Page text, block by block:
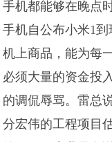
手机都能够在晚点
手机自公布小米1
机上商品，能为每
必须大量的资金投
的调侃辱骂。雷总
分宏伟的工程项目